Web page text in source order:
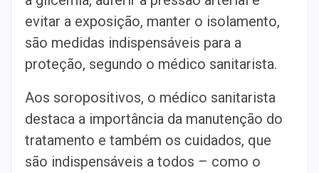
evitar a exposição, manter o isolamento,
são medidas indispensáveis para a
proteção, segundo o médico sanitarista.
Aos soropositivos, o médico sanitarista
destaca a importância da manutenção do
tratamento e também os cuidados, que
são indispensáveis a todos – como o